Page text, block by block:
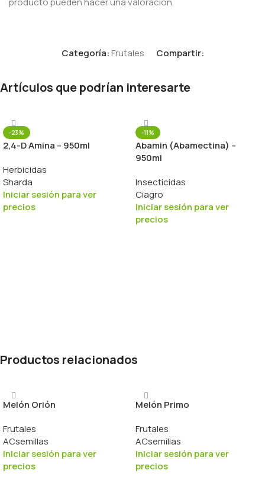
Categoría:Frutales Compartir:
Artículos que podrían interesarte
-23%
2,4-D Amina – 950ml
Herbicidas
Sharda
Iniciar sesión para ver
precios
-11%
Abamin (Abamectina) –
950ml
Insecticidas
Ciagro
Iniciar sesión para ver
precios
Productos relacionados
Melón Orión
Frutales
ACsemillas
Iniciar sesión para ver
precios
Melón Primo
Frutales
ACsemillas
Iniciar sesión para ver
precios